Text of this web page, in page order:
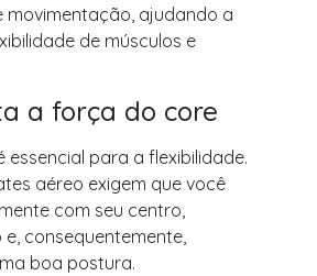
movimentação, ajudando a
de músculos e
a força do core
essencial para a flexibilidade.
aéreo exigem que você
com seu centro,
consequentemente,
boa postura.